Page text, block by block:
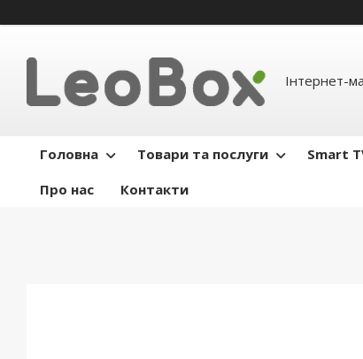
Інтернет-
Головна Товари та послуги Smart
Про нас
Контакти